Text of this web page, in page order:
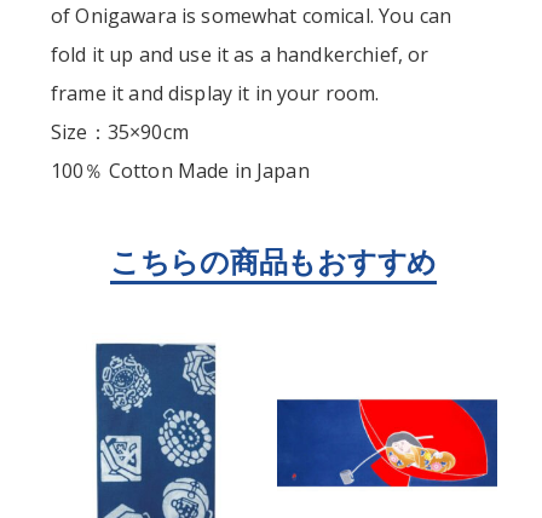
of Onigawara is somewhat comical. You can
fold it up and use it as a handkerchief, or
frame it and display it in your room.
Size：35×90cm
100％ Cotton Made in Japan